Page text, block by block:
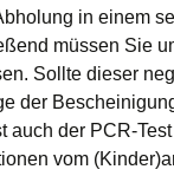
in einem
müssen Sie
Sollte dieser
der
auch der PCR-
vom